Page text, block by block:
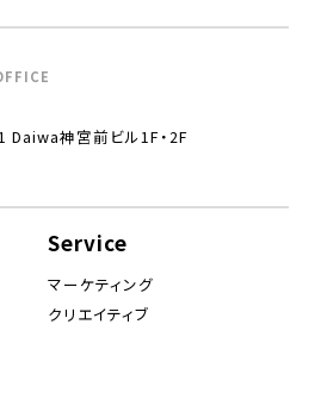
神宮前ビル1F・2F
Service
マーケティング
クリエイティブ